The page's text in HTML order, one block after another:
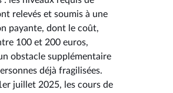
relevés et soumis à une
payante, dont le coût,
100 et 200 euros,
obstacle supplémentaire
déjà fragilisées.
juillet 2025, les cours de